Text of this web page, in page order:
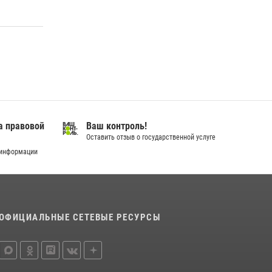
Всероссийского форума развития
13 июля 2026, 11:47 2
правовой
Ваш контроль!
Оставить отзыв о государственной услуге
СЕТЕВЫЕ РЕСУРСЫ